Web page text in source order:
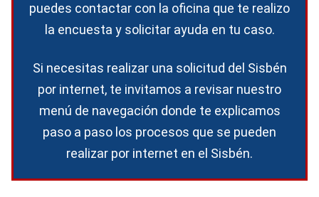
puedes contactar con la oficina que te realizo
la encuesta y solicitar ayuda en tu caso.
Si necesitas realizar una solicitud del Sisbén
por internet, te invitamos a revisar nuestro
menú de navegación donde te explicamos
paso a paso los procesos que se pueden
realizar por internet en el Sisbén.